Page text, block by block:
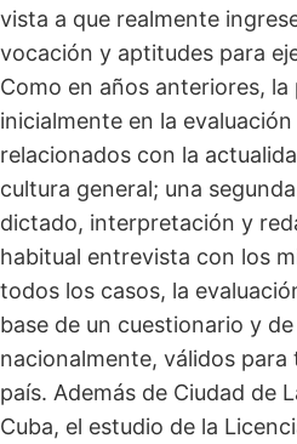
vista a que realmente
vocación y aptitudes para
Como en años anteriores,
inicialmente en la
relacionados con la
cultura general; una
dictado, interpretación y
habitual entrevista con los
todos los casos, la
base de un cuestionario y
nacionalmente, válidos
país. Además de Ciudad de
Cuba, el estudio de la